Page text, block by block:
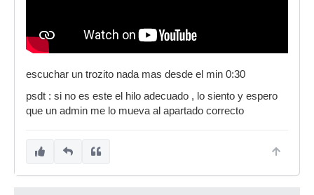
escuchar un trozito nada mas desde el min 0:30
psdt : si no es este el hilo adecuado , lo siento y espero
que un admin me lo mueva al apartado correcto